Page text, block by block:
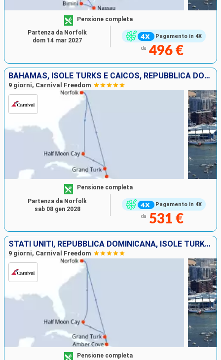
Pagamento in 4X
Pensione completa
da 496 €
Partenza da Norfolk
dom 14 mar 2027
BAHAMAS, ISOLE TURKS E CAICOS, REPUBBLICA DOMINICANA, STATI UNITI
9 giorni, Carnival Freedom
Pagamento in 4X
Pensione completa
da 531 €
Partenza da Norfolk
sab 08 gen 2028
STATI UNITI, REPUBBLICA DOMINICANA, ISOLE TURKS E CAICOS, BAHAMAS
9 giorni, Carnival Freedom
Pensione completa